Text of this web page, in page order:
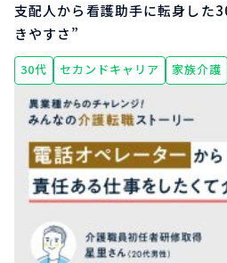
支配人から看護助手に転身した
きやすさ”
30代 セカンドキャリア 家族介護